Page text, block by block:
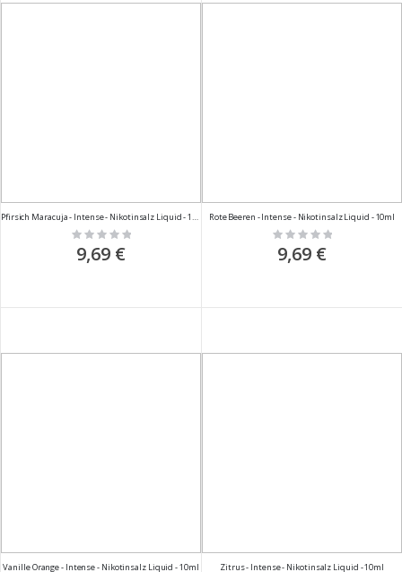
Pfirsich Maracuja - Intense - Nikotinsalz Liquid - 10ml
Rating:
0%
9,69 €
Rote Beeren - Intense - Nikotinsalz Liquid - 10ml
Rating:
0%
9,69 €
Vanille Orange - Intense - Nikotinsalz Liquid - 10ml Zitrus - Intense - Nikotinsalz Liquid - 10ml